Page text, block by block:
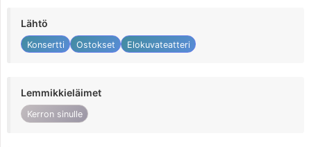
Lähtö
Konsertti Ostokset Elokuvateatteri
Lemmikkieläimet
Kerron sinulle